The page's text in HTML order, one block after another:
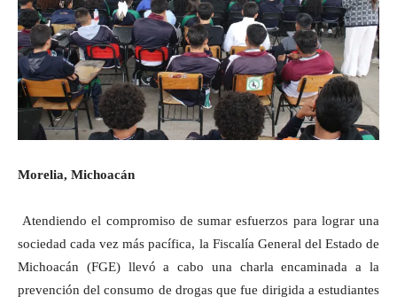
Morelia, Michoacán
Atendiendo el compromiso de sumar esfuerzos para lograr una
sociedad cada vez más pacífica, la Fiscalía General del Estado de
Michoacán (FGE) llevó a cabo una charla encaminada a la
prevención del consumo de drogas que fue dirigida a estudiantes